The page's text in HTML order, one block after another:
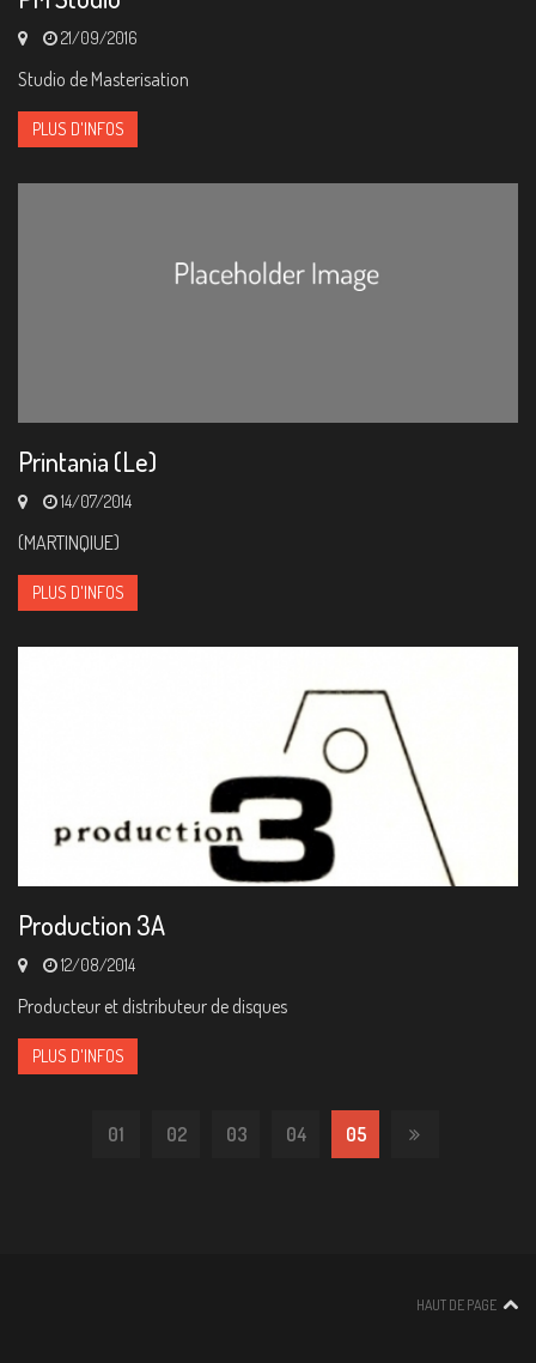
21/09/2016
Studio de Masterisation
PLUS D'INFOS
Printania (Le)
14/07/2014
(MARTINQIUE)
PLUS D'INFOS
Production 3A
12/08/2014
Producteur et distributeur de disques
PLUS D'INFOS
01 02 03 04 05
HAUT DE PAGE